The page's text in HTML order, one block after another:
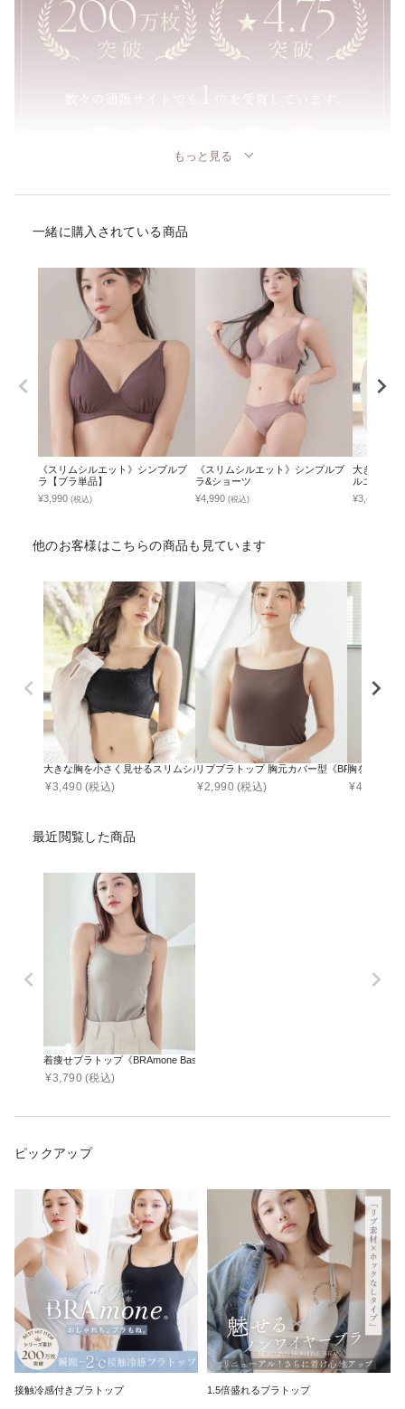
もっと見る
一緒に購入されている商品
《スリムシルエット》シンプルブ
ラ【ブラ単品】
¥3,990 (税込)
《スリムシルエット》シンプルブ
ラ&ショーツ
¥4,990 (税込)
大きな胸を
ルエット
¥3,490
他のお客様はこちらの商品も見ています
大きな胸を小さく見せるスリムシルエットブラジャー【ブラ単品】
¥3,490 (税込)
リブブラトップ 胸元カバー型《BRAmone
¥2,990 (税込)
胸を小さく
¥4,990
最近閲覧した商品
着痩せブラトップ《BRAmone Basic Shape》
¥3,790 (税込)
ピックアップ
接触冷感付きブラトップ 1.5倍盛れるブラトップ